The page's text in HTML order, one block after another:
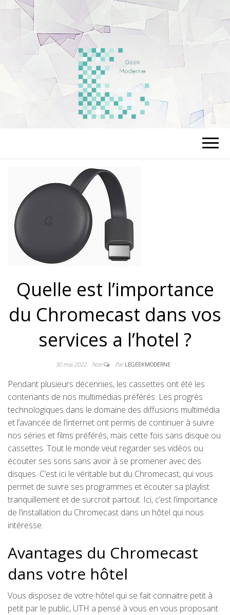
Quelle est l’importance
du Chromecast dans vos
services a l’hotel ?
30 mai 2022 Non ParLEGEEKMODERNE
Pendant plusieurs décennies, les cassettes ont été les
contenants de nos multimédias préférés. Les progrès
technologiques dans le domaine des diffusions multimédia
et l’avancée de l’internet ont permis de continuer à suivre
nos séries et films préférés, mais cette fois sans disque ou
cassettes. Tout le monde veut regarder ses vidéos ou
écouter ses sons sans avoir à se promener avec des
disques. C’est ici le véritable but du Chromecast, qui vous
permet de suivre ses programmes et écouter sa playlist
tranquillement et de surcroit partout. Ici, c’est l’importance
de l’installation du Chromecast dans un hôtel qui nous
intéresse.
Avantages du Chromecast
dans votre hôtel
Vous disposez de votre hôtel qui se fait connaitre petit à
petit par le public, UTH a pensé à vous en vous proposant